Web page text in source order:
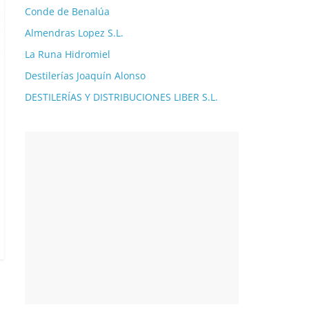
Conde de Benalúa
Almendras Lopez S.L.
La Runa Hidromiel
Destilerías Joaquín Alonso
DESTILERÍAS Y DISTRIBUCIONES LIBER S.L.